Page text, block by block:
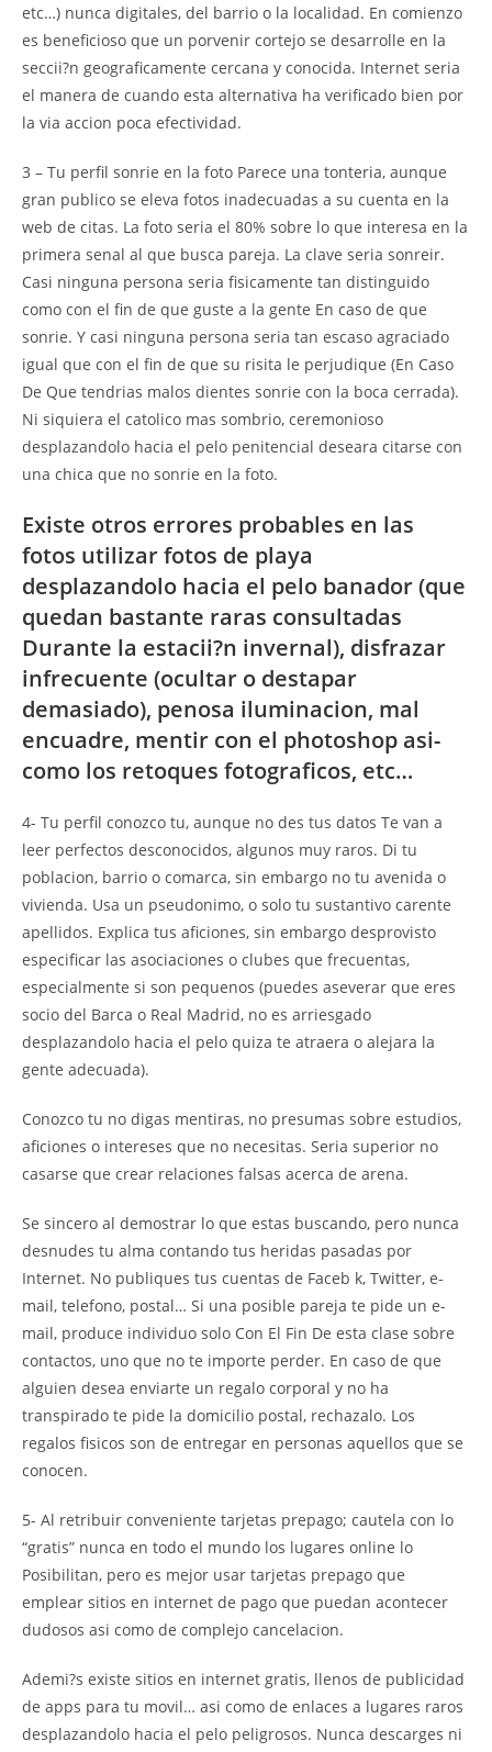
etc…) nunca digitales, del barrio o la localidad. En comienzo
es beneficioso que un porvenir cortejo se desarrolle en la
seccii?n geograficamente cercana y conocida. Internet seri­a
el manera de cuando esta alternativa ha verificado bien por
la via accion poca efectividad.
3 – Tu perfil sonrie en la foto Parece una tonteria, aunque
gran publico se eleva fotos inadecuadas a su cuenta en la
web de citas. La foto seri­a el 80% sobre lo que interesa en la
primera senal al que busca pareja. La clave seri­a sonreir.
Casi ninguna persona seri­a fisicamente tan distinguido
como con el fin de que guste a la gente En caso de que
sonrie. Y casi ninguna persona seri­a tan escaso agraciado
igual que con el fin de que su risita le perjudique (En Caso
De Que tendri­as malos dientes sonrie con la boca cerrada).
Ni siquiera el catolico mas sombrio, ceremonioso
desplazandolo hacia el pelo penitencial deseara citarse con
una chica que no sonrie en la foto.
Existe otros errores probables en las
fotos utilizar fotos de playa
desplazandolo hacia el pelo banador (que
quedan bastante raras consultadas
Durante la estacii?n invernal), disfrazar
infrecuente (ocultar o destapar
demasiado), penosa iluminacion, mal
encuadre, mentir con el photoshop asi­
como los retoques fotograficos, etc…
4- Tu perfil conozco tu, aunque no des tus datos Te van a
leer perfectos desconocidos, algunos muy raros. Di tu
poblacion, barrio o comarca, sin embargo no tu avenida o
vivienda. Usa un pseudonimo, o solo tu sustantivo carente
apellidos. Explica tus aficiones, sin embargo desprovisto
especificar las asociaciones o clubes que frecuentas,
especialmente si son pequenos (puedes aseverar que eres
socio del Barca o Real Madrid, no es arriesgado
desplazandolo hacia el pelo quiza te atraera o alejara la
gente adecuada).
Conozco tu no digas mentiras, no presumas sobre estudios,
aficiones o intereses que no necesitas. Seri­a superior no
casarse que crear relaciones falsas acerca de arena.
Se sincero al demostrar lo que estas buscando, pero nunca
desnudes tu alma contando tus heridas pasadas por
Internet. No publiques tus cuentas de Faceb k, Twitter, e-
mail, telefono, postal… Si una posible pareja te pide un e-
mail, produce individuo solo Con El Fin De esta clase sobre
contactos, uno que no te importe perder. En caso de que
alguien desea enviarte un regalo corporal y no ha
transpirado te pide la domicilio postal, rechazalo. Los
regalos fisicos son de entregar en personas aquellos que se
conocen.
5- Al retribuir conveniente tarjetas prepago; cautela con lo
“gratis” nunca en todo el mundo los lugares online lo
Posibilitan, pero es mejor usar tarjetas prepago que
emplear sitios en internet de pago que puedan acontecer
dudosos asi­ como de complejo cancelacion.
Ademi?s existe sitios en internet gratis, llenos de publicidad
de apps para tu movil… asi­ como de enlaces a lugares raros
desplazandolo hacia el pelo peligrosos. Nunca descarges ni